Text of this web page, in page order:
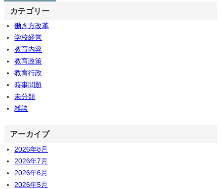
カテゴリー
働き方改革
学校経営
教育内容
教育政策
教育行政
時事問題
未分類
雑談
アーカイブ
2026年8月
2026年7月
2026年6月
2026年5月